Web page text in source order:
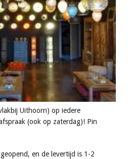
Uithoorn) op iedere
(ook op zaterdag)! Pin
en de levertijd is 1-2